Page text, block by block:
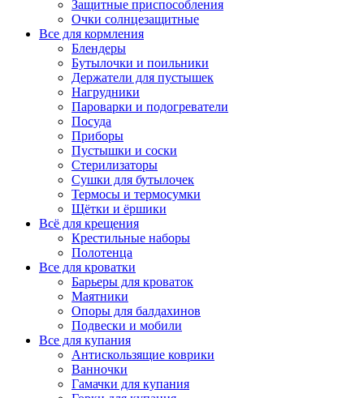
Защитные приспособления
Очки солнцезащитные
Все для кормления
Блендеры
Бутылочки и поильники
Держатели для пустышек
Нагрудники
Пароварки и подогреватели
Посуда
Приборы
Пустышки и соски
Стерилизаторы
Сушки для бутылочек
Термосы и термосумки
Щётки и ёршики
Всё для крещения
Крестильные наборы
Полотенца
Все для кроватки
Барьеры для кроваток
Маятники
Опоры для балдахинов
Подвески и мобили
Все для купания
Антискользящие коврики
Ванночки
Гамачки для купания